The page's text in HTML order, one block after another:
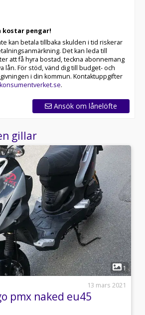
kostar pengar!
kan betala tillbaka skulden i tid riskerar
Det kan leda till
att få hyra bostad, teckna abonnemang
lån. För stöd, vänd dig till budget- och
i din kommun. Kontaktuppgifter
konsumentverket.se.
Ansök om lånelöfte
gillar
1
13 mars 2021
pmx naked eu45